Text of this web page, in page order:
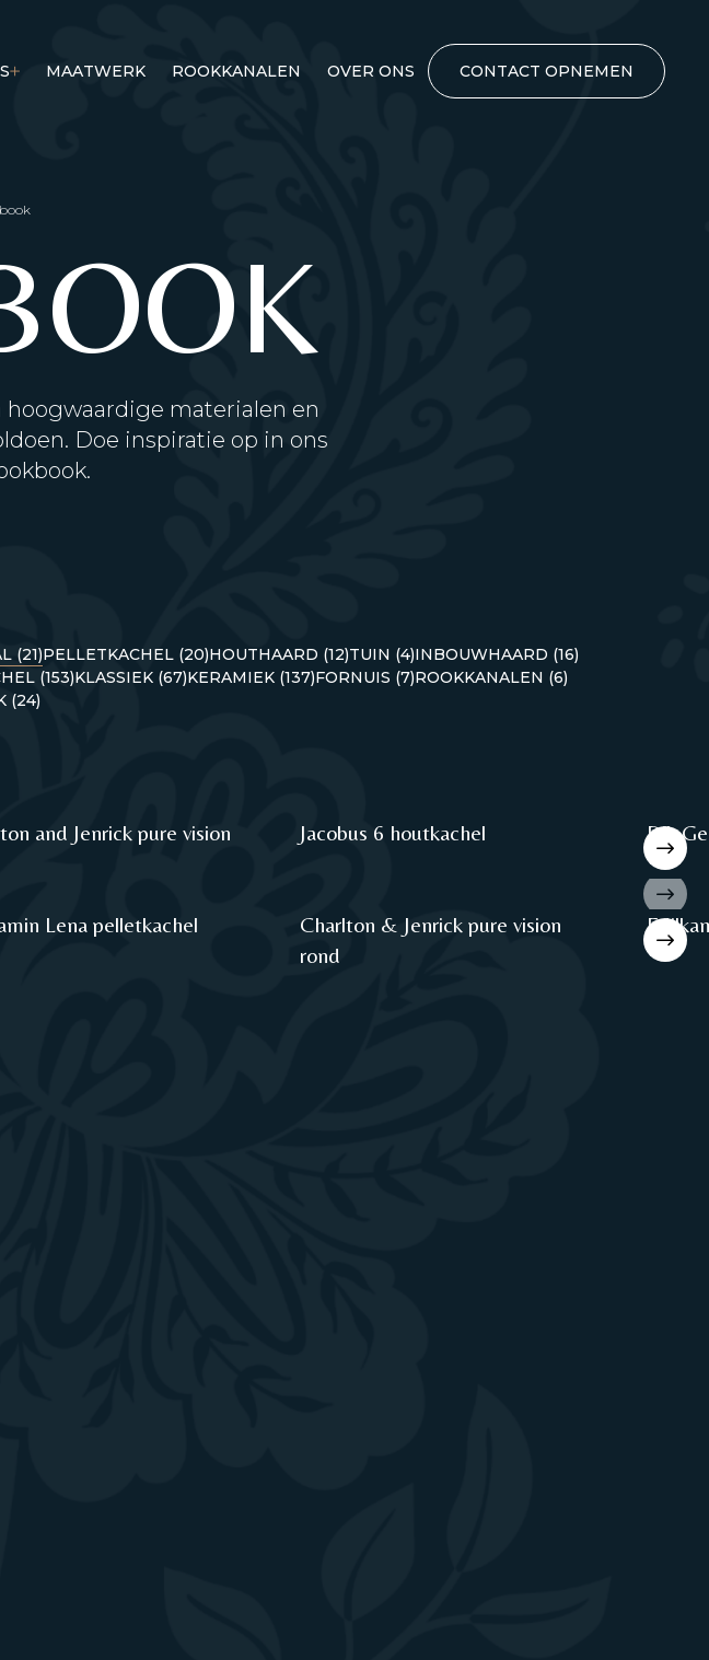
MAATWERK ROOKKANALEN OVER ONS CONTACT OPNEMEN
materialen en
Doe inspiratie op in ons
(21)PELLETKACHEL (20)HOUTHAARD (12)TUIN (4)INBOUWHAARD (16)
(153)KLASSIEK (67)KERAMIEK (137)FORNUIS (7)ROOKKANALEN (6)
(24)
and Jenrick pure vision Jacobus 6 houtkachel Dik
Lena pelletkachel
Charlton & Jenrick pure vision
rond